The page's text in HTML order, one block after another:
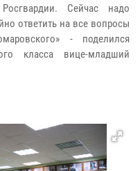
Сейчас надо
ответить на все вопросы
- поделился
класса вице-младший